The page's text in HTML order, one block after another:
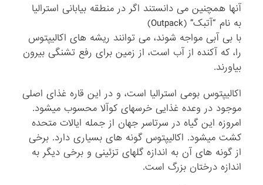
آنها همچنین می دانستند اگر در منطقه بیابانی استرالیا
به نام “آتبک” (Outpack)
با بی آبی مواجه شوند، می توانند ریشه های اکالیپتوس
را، که آکنده از آب است، از زمین برای رفع تشنگی بیرون
بیاورند.
اکالیپتوس بومی استرالیا است، و در این قاره غذای اصلی
موجود در وعده غذایی خرسهای کوآلا محسوب میشود.
امروزه این گیاه در سرتاسر جهان از جمله ایالات متحده
کشت میشود. اکالیپتوس گونه های بسیاری دارد. برخی
از گونه های آن به اندازه گلهای تزئینی و برخی دیگر به
اندازه درختان بزرگ است.